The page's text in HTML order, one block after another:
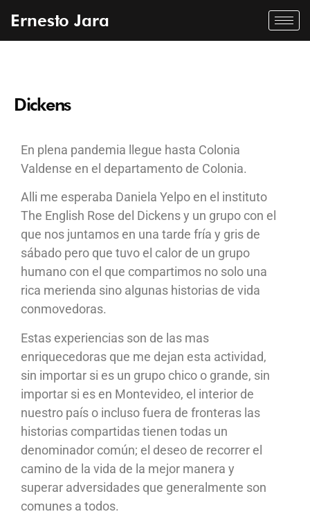
Ernesto Jara
Dickens
En plena pandemia llegue hasta Colonia
Valdense en el departamento de Colonia.
Alli me esperaba Daniela Yelpo en el instituto
The English Rose del Dickens y un grupo con el
que nos juntamos en una tarde fría y gris de
sábado pero que tuvo el calor de un grupo
humano con el que compartimos no solo una
rica merienda sino algunas historias de vida
conmovedoras.
Estas experiencias son de las mas
enriquecedoras que me dejan esta actividad,
sin importar si es un grupo chico o grande, sin
importar si es en Montevideo, el interior de
nuestro país o incluso fuera de fronteras las
historias compartidas tienen todas un
denominador común; el deseo de recorrer el
camino de la vida de la mejor manera y
superar adversidades que generalmente son
comunes a todos.